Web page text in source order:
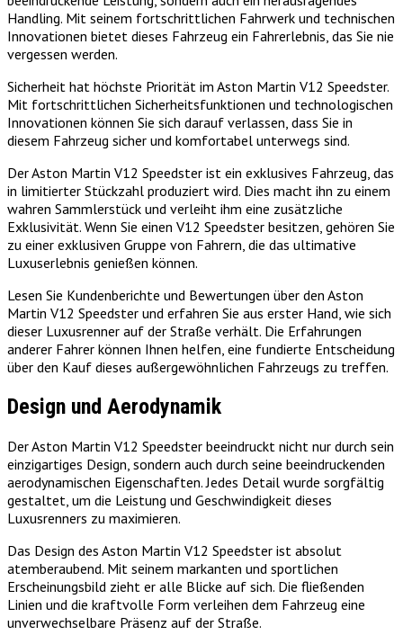
Handling. Mit seinem fortschrittlichen Fahrwerk und technischen
Innovationen bietet dieses Fahrzeug ein Fahrerlebnis, das Sie nie
vergessen werden.
Sicherheit hat höchste Priorität im Aston Martin V12 Speedster.
Mit fortschrittlichen Sicherheitsfunktionen und technologischen
Innovationen können Sie sich darauf verlassen, dass Sie in
diesem Fahrzeug sicher und komfortabel unterwegs sind.
Der Aston Martin V12 Speedster ist ein exklusives Fahrzeug, das
in limitierter Stückzahl produziert wird. Dies macht ihn zu einem
wahren Sammlerstück und verleiht ihm eine zusätzliche
Exklusivität. Wenn Sie einen V12 Speedster besitzen, gehören Sie
zu einer exklusiven Gruppe von Fahrern, die das ultimative
Luxuserlebnis genießen können.
Lesen Sie Kundenberichte und Bewertungen über den Aston
Martin V12 Speedster und erfahren Sie aus erster Hand, wie sich
dieser Luxusrenner auf der Straße verhält. Die Erfahrungen
anderer Fahrer können Ihnen helfen, eine fundierte Entscheidung
über den Kauf dieses außergewöhnlichen Fahrzeugs zu treffen.
Design und Aerodynamik
Der Aston Martin V12 Speedster beeindruckt nicht nur durch sein
einzigartiges Design, sondern auch durch seine beeindruckenden
aerodynamischen Eigenschaften. Jedes Detail wurde sorgfältig
gestaltet, um die Leistung und Geschwindigkeit dieses
Luxusrenners zu maximieren.
Das Design des Aston Martin V12 Speedster ist absolut
atemberaubend. Mit seinem markanten und sportlichen
Erscheinungsbild zieht er alle Blicke auf sich. Die fließenden
Linien und die kraftvolle Form verleihen dem Fahrzeug eine
unverwechselbare Präsenz auf der Straße.